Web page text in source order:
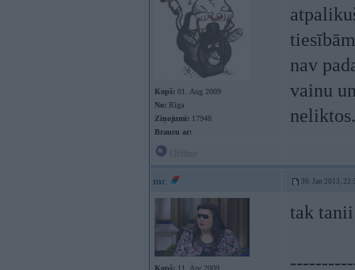
Kopš: 01. Aug 2009
No: Rīga
Ziņojumi: 17948
Braucu ar:
nav
vainu
mc 30. Jan 2013,
Kopš: 11. Apr 2009
tak